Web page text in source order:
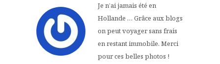
Je n’ai jamais été en
Hollande … Grâce aux blogs
on peut voyager sans frais
en restant immobile. Merci
pour ces belles photos !